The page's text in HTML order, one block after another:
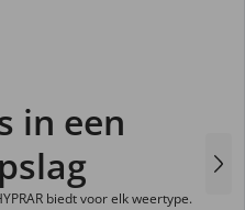
in een
biedt voor elk weertype.